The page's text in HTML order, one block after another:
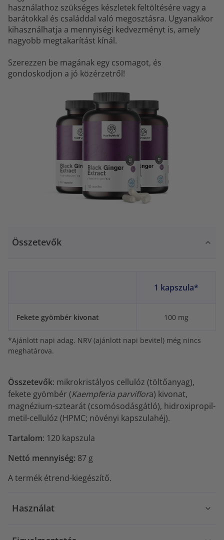
használathoz szükséges készletek feltöltésére vagy a
barátokkal és családdal való megosztásra. Ugyanakkor
kihasználhatja a mennyiségi kedvezményt is, amely
nagyobb megtakarítást kínál.
Szerezzen be magának egy csomagot, és
gondoskodjon a jó közérzetről!
Összetevők
1 kapszula*
Fekete gyömbér kivonat 100 mg
*Ajánlott napi adag. NRV (ajánlott napi bevitel) még nincs
meghatárova.
Összetevők: mikrokristályos cellulóz (töltőanyag),
fekete gyömbér (Kaempferia parviflora) kivonat,
magnézium-sztearát (csomósodásgátló), hidroxipropil-
metil-cellulóz (HPMC; növényi kapszulahéj).
Tartalom: 120 kapszula
Nettó mennyiség: 87 g
A termék étrend-kiegészítő.
Használat